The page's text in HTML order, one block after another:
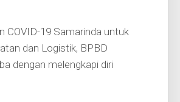
COVID-19 Samarinda untuk
dan Logistik, BPBD
dengan melengkapi diri